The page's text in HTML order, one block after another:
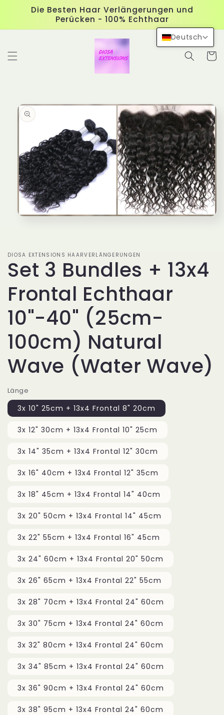
zumDie Besten Haar Verlängerungen und
Perücken - 100% Echthaar
DIOSA EXTENSIONS HAARVERLÄNGERUNGEN
Set 3 Bundles + 13x4
Frontal Echthaar
10"-40" (25cm-
100cm) Natural
Wave (Water Wave)
Länge
3x 10" 25cm + 13x4 Frontal 8" 20cm
3x 12" 30cm + 13x4 Frontal 10" 25cm
3x 14" 35cm + 13x4 Frontal 12" 30cm
3x 16" 40cm + 13x4 Frontal 12" 35cm
3x 18" 45cm + 13x4 Frontal 14" 40cm
3x 20" 50cm + 13x4 Frontal 14" 45cm
3x 22" 55cm + 13x4 Frontal 16" 45cm
3x 24" 60cm + 13x4 Frontal 20" 50cm
3x 26" 65cm + 13x4 Frontal 22" 55cm
3x 28" 70cm + 13x4 Frontal 24" 60cm
3x 30" 75cm + 13x4 Frontal 24" 60cm
3x 32" 80cm + 13x4 Frontal 24" 60cm
3x 34" 85cm + 13x4 Frontal 24" 60cm
3x 36" 90cm + 13x4 Frontal 24" 60cm
3x 38" 95cm + 13x4 Frontal 24" 60cm
Deutsch